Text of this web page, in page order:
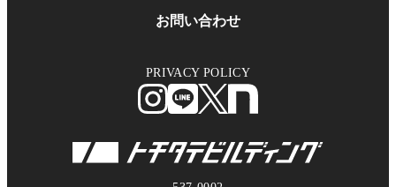
お問い合わせ
PRIVACY POLICY